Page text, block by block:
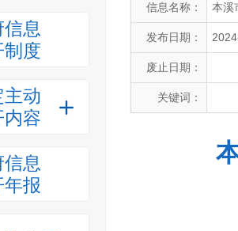
息
制度
主动
内容
息
报
信息名称： 本溪
发布日期：
废止日期：
关键词：